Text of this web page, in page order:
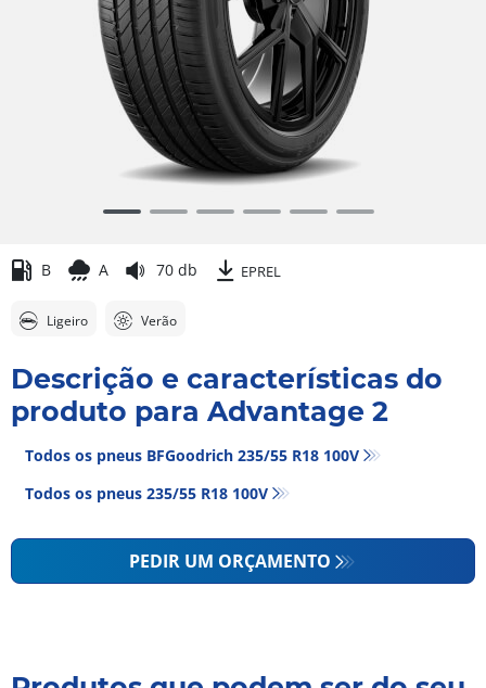
6B A 70 db EPREL
Ligeiro Verão
Descrição e características do
produto para Advantage 2
Todos os pneus BFGoodrich 235/55 R18 100V
Todos os pneus‎ 235/55 R18 100V
PEDIR UM ORÇAMENTO